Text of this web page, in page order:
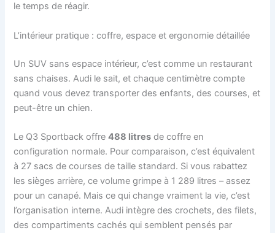
le temps de réagir.
L’intérieur pratique : coffre, espace et ergonomie détaillée
Un SUV sans espace intérieur, c’est comme un restaurant
sans chaises. Audi le sait, et chaque centimètre compte
quand vous devez transporter des enfants, des courses, et
peut-être un chien.
Le Q3 Sportback offre488 litres de coffre en
configuration normale. Pour comparaison, c’est équivalent
à 27 sacs de courses de taille standard. Si vous rabattez
les sièges arrière, ce volume grimpe à 1 289 litres – assez
pour un canapé. Mais ce qui change vraiment la vie, c’est
l’organisation interne. Audi intègre des crochets, des filets,
des compartiments cachés qui semblent pensés par